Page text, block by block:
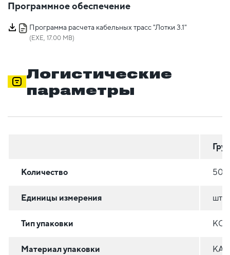
Программное обеспечение
Программа расчета кабельных трасс "Лотки 3.1"
(EXE, 17.00 MB)
Логистические
параметры
Количество 50
Единицы измерения шт
Тип упаковки
Материал упаковки